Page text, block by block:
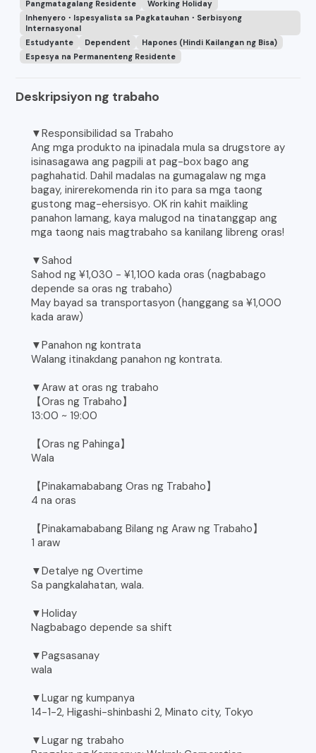
Pangmatagalang Residente
Working Holiday
Inhenyero・Ispesyalista sa Pagkatauhan・Serbisyong
Internasyonal
Estudyante
Dependent
Hapones (Hindi Kailangan ng Bisa)
Espesya na Permanenteng Residente
Deskripsiyon ng trabaho
▼Responsibilidad sa Trabaho
Ang mga produkto na ipinadala mula sa drugstore ay
isinasagawa ang pagpili at pag-box bago ang
paghahatid. Dahil madalas na gumagalaw ng mga
bagay, inirerekomenda rin ito para sa mga taong
gustong mag-ehersisyo. OK rin kahit maikling
panahon lamang, kaya malugod na tinatanggap ang
mga taong nais magtrabaho sa kanilang libreng oras!
▼Sahod
Sahod ng ¥1,030 - ¥1,100 kada oras (nagbabago
depende sa oras ng trabaho)
May bayad sa transportasyon (hanggang sa ¥1,000
kada araw)
▼Panahon ng kontrata
Walang itinakdang panahon ng kontrata.
▼Araw at oras ng trabaho
【Oras ng Trabaho】
13:00 ~ 19:00
【Oras ng Pahinga】
Wala
【Pinakamababang Oras ng Trabaho】
4 na oras
【Pinakamababang Bilang ng Araw ng Trabaho】
1 araw
▼Detalye ng Overtime
Sa pangkalahatan, wala.
▼Holiday
Nagbabago depende sa shift
▼Pagsasanay
wala
▼Lugar ng kumpanya
14-1-2, Higashi-shinbashi 2, Minato city, Tokyo
▼Lugar ng trabaho